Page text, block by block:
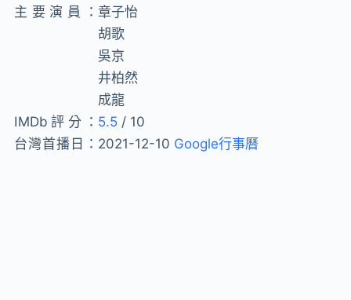
主要演員：章子怡
胡歌
吳京
井柏然
成龍
IMDb評分： 5.5 / 10
台灣首播日： 2021-12-10 Google行事曆